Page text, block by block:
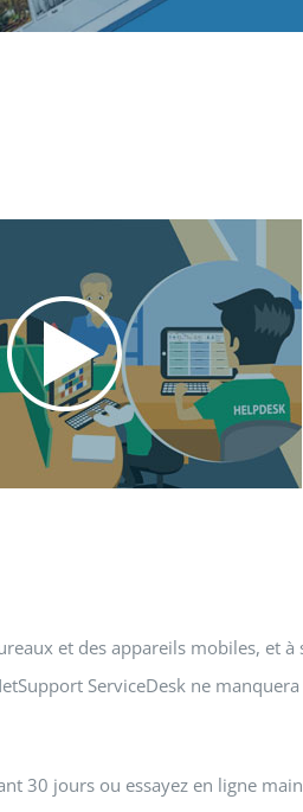
et des appareils mobiles, et à
ServiceDesk ne manquera
30 jours ou essayez en ligne